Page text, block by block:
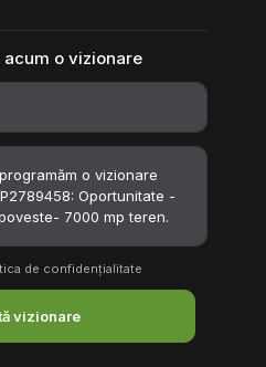
o vizionare
de confidențialitate
vizionare